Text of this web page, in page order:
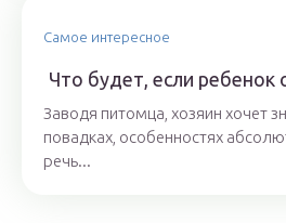
Самое интересное
Что будет, если ребенок
Заводя питомца, хозяин хочет
повадках, особенностях
речь...